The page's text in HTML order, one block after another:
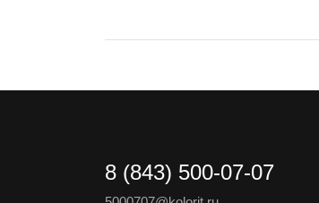
8 (843) 500-07-07